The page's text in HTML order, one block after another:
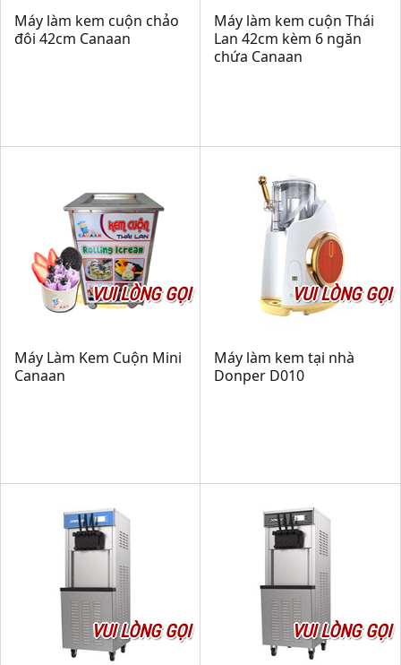
Máy làm kem cuộn chảo
đôi 42cm Canaan
Máy làm kem cuộn Thái
Lan 42cm kèm 6 ngăn
chứa Canaan
VUI LÒNG GỌI
Máy Làm Kem Cuộn Mini
Canaan
VUI LÒNG GỌI
Máy làm kem tại nhà
Donper D010
VUI LÒNG GỌI VUI LÒNG GỌI